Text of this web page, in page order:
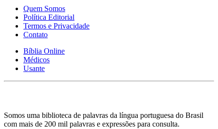
Quem Somos
Política Editorial
Termos e Privacidade
Contato
Bíblia Online
Médicos
Usante
Somos uma biblioteca de palavras da língua portuguesa do Brasil
com mais de 200 mil palavras e expressões para consulta.